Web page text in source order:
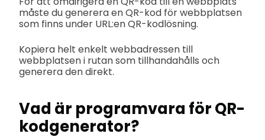
måste du generera en QR-kod för webbplatsen
som finns under URL:en QR-kodlösning.
Kopiera helt enkelt webbadressen till
webbplatsen i rutan som tillhandahålls och
generera den direkt.
Vad är programvara för QR-
kodgenerator?